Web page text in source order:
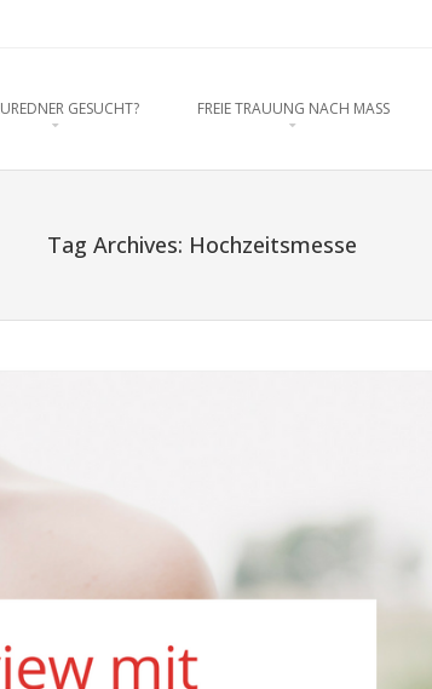
München, Anja
GESUCHT? FREIE TRAUUNG NACH MASS
Tag Archives: Hochzeitsmesse